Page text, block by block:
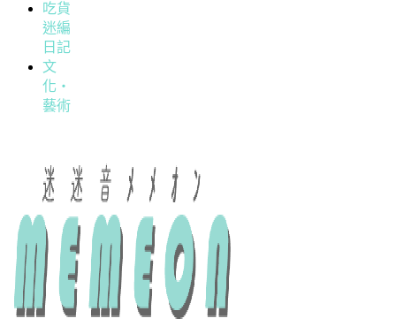
吃貨
迷編
日記
文
化・
藝術